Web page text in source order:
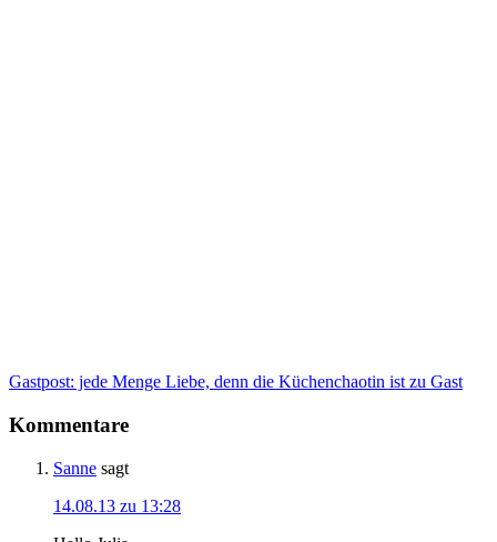
Gastpost: jede Menge Liebe, denn die Küchenchaotin ist zu Gast
Kommentare
Sanne sagt
14.08.13 zu 13:28